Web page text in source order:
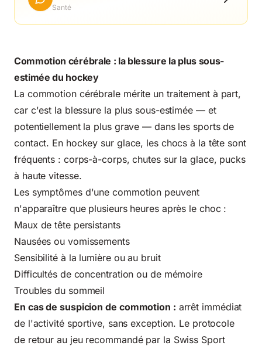
Santé
Commotion cérébrale : la blessure la plus sous-
estimée du hockey
La commotion cérébrale mérite un traitement à part,
car c'est la blessure la plus sous-estimée — et
potentiellement la plus grave — dans les sports de
contact. En hockey sur glace, les chocs à la tête sont
fréquents : corps-à-corps, chutes sur la glace, pucks
à haute vitesse.
Les symptômes d'une commotion peuvent
n'apparaître que plusieurs heures après le choc :
Maux de tête persistants
Nausées ou vomissements
Sensibilité à la lumière ou au bruit
Difficultés de concentration ou de mémoire
Troubles du sommeil
En cas de suspicion de commotion : arrêt immédiat
de l'activité sportive, sans exception. Le protocole
de retour au jeu recommandé par la Swiss Sport